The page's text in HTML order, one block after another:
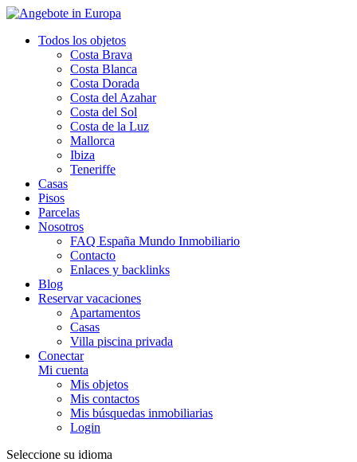
Todos los objetos
Costa Brava
Costa Blanca
Costa Dorada
Costa del Azahar
Costa del Sol
Costa de la Luz
Mallorca
Ibiza
Teneriffe
Casas
Pisos
Parcelas
Nosotros
FAQ España Mundo Inmobiliario
Contacto
Enlaces y backlinks
Blog
Reservar vacaciones
Apartamentos
Casas
Villa piscina privada
Conectar
Mi cuenta
Mis objetos
Mis contactos
Mis búsquedas inmobiliarias
Login
Seleccione su idioma